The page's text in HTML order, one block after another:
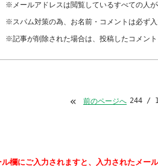
※メールアドレスは閲覧しているすべての人
※スパム対策の為、お名前・コメントは必ず入
※記事が削除された場合は、投稿したコメント
« 前のページへ 244 /
ル欄にご入力されますと、入力された